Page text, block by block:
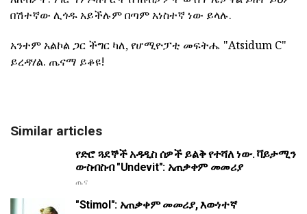
በሽተኛው ሊጎዱ አይችሉም በጣም አነስተኛ ነው ይላሉ.
አንተም አልኮል ጋር ችግር ካለ, የሆሚዮፓቲ መፍትሔ "Atsidum C"
ይረዳሃል. ጤናማ ይቆዩ!
Similar articles
የድሮ ጓደኞች አዳዲስ ሰዎች ይልቅ የተሻለ ነው. ቫይታሚን
ውስብስብ "Undevit": አጠቃቀም መመሪያ
ጤና
"Stimol": አጠቃቀም መመሪያ, እውነተኛ